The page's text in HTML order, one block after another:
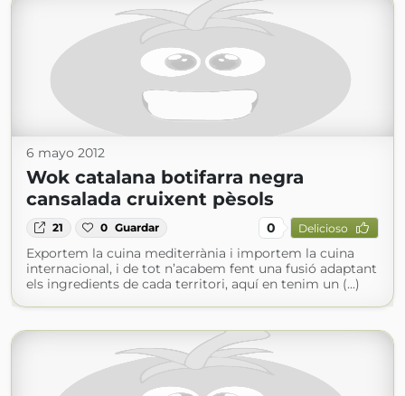
6 mayo 2012
Wok catalana botifarra negra
cansalada cruixent pèsols
21 0 Guardar 0 Delicioso
Exportem la cuina mediterrània i importem la cuina
internacional, i de tot n’acabem fent una fusió adaptant
els ingredients de cada territori, aquí en tenim un (...)